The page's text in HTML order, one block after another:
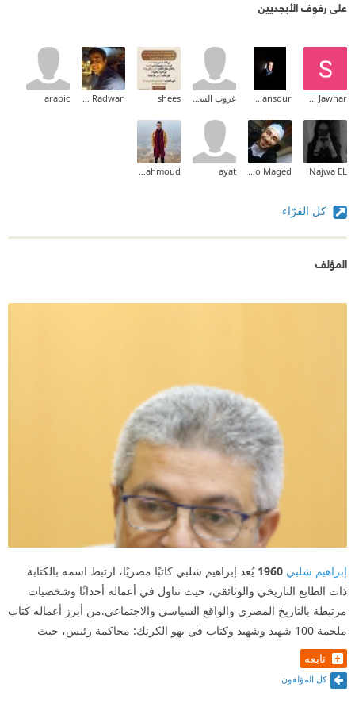
الأعضاء و محمد علي باشا و حور محب و طه حسين و
احمد لطفي السيد و الشيخ محمد متولي الشعراوي و
الدكتور جمال حمدان و حسين مؤنس و تحية كاريوكا و
الشيخ محمود شلتوت و صلاح جاهين و نجيب محفوظ و
باقة كبيرة من أزهى نجوم مصر الساطعة.
يستخدمه كسلعة للسيطرة علينا - حرافيش حارتنا - كتاب
رغم بساطة أسلوبه و خفته إلا أنه زاخر بأراء الأقدمين
كتاب سأدخره لحمزة ليقرأه عندما يشب حتي لا يكون
على رفوف الأبجديين
shees
arabic
Najwa EL
ayat
كل القرّاء
المؤلف
إبراهيم شلبي 1960 يُعد إبراهيم شلبي كاتبًا مصريًا، ارتبط اسمه بالكتابة
ذات الطابع التاريخي والوثائقي، حيث تناول في أعماله أحداثًا وشخصيات
مرتبطة بالتاريخ المصري والواقع السياسي والاجتماعي.من أبرز أعماله كتاب
ملحمة 100 شهيد وشهيد وكتاب في بهو الكرنك: محاكمة رئيس، حيث
تابعه
كل المؤلفون